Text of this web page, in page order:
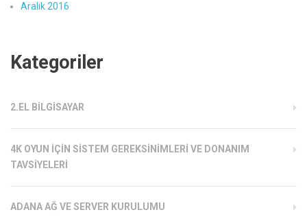
Aralık 2016
Kategoriler
2.EL BILGISAYAR
4K OYUN İÇIN SISTEM GEREKSINIMLERI VE DONANIM
TAVSIYELERI
ADANA AĞ VE SERVER KURULUMU